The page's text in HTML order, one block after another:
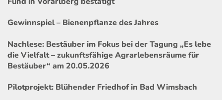
Gewinnspiel – Bienenpflanze des Jahres
Nachlese: Bestäuber im Fokus bei der Tagung „Es lebe
die Vielfalt – zukunftsfähige Agrarlebensräume für
Bestäuber“ am 20.05.2026
Pilotprojekt: Blühender Friedhof in Bad Wimsbach